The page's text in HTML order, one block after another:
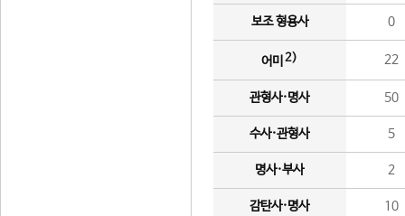
보조 형용사 0
어미 2) 22
관형사·명사 50
수사·관형사 5
명사·부사 2
감탄사·명사 10